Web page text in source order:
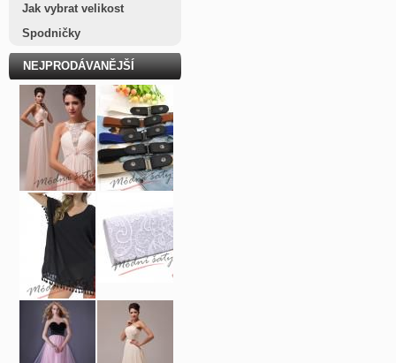
Jak vybrat velikost
Spodničky
NEJPRODÁVANĚJŠÍ